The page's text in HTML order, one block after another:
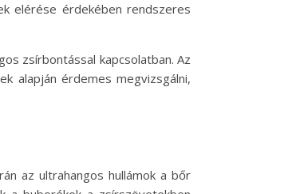
elérése érdekében rendszeres
zsírbontással kapcsolatban. Az
alapján érdemes megvizsgálni,
az ultrahangos hullámok a bőr